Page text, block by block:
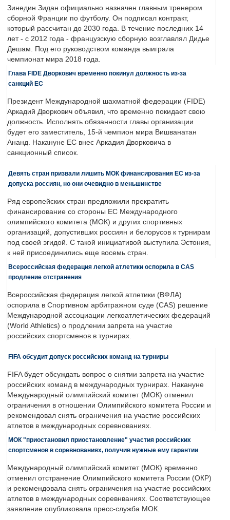
Зинедин Зидан официально назначен главным тренером
сборной Франции по футболу. Он подписал контракт,
который рассчитан до 2030 года. В течение последних 14
лет - с 2012 года - французскую сборную возглавлял Дидье
Дешам. Под его руководством команда выиграла
чемпионат мира 2018 года.
Глава FIDE Дворкович временно покинул должность из-за
санкций ЕС
Президент Международной шахматной федерации (FIDE)
Аркадий Дворкович объявил, что временно покидает свою
должность. Исполнять обязанности главы организации
будет его заместитель, 15-й чемпион мира Вишванатан
Ананд. Накануне ЕС внес Аркадия Дворковича в
санкционный список.
Девять стран призвали лишить МОК финансирования ЕС из-за
допуска россиян, но они очевидно в меньшинстве
Ряд европейских стран предложили прекратить
финансирование со стороны ЕС Международного
олимпийского комитета (МОК) и других спортивных
организаций, допустивших россиян и белорусов к турнирам
под своей эгидой. С такой инициативой выступила Эстония,
к ней присоединились еще восемь стран.
Всероссийская федерация легкой атлетики оспорила в CAS
продление отстранения
Всероссийская федерация легкой атлетики (ВФЛА)
оспорила в Спортивном арбитражном суде (CAS) решение
Международной ассоциации легкоатлетических федераций
(World Athletics) о продлении запрета на участие
российских спортсменов в турнирах.
FIFA обсудит допуск российских команд на турниры
FIFA будет обсуждать вопрос о снятии запрета на участие
российских команд в международных турнирах. Накануне
Международный олимпийский комитет (МОК) отменил
ограничения в отношении Олимпийского комитета России и
рекомендовал снять ограничения на участие российских
атлетов в международных соревнованиях.
МОК "приостановил приостановление" участия российских
спортсменов в соревнованиях, получив нужные ему гарантии
Международный олимпийский комитет (МОК) временно
отменил отстранение Олимпийского комитета России (ОКР)
и рекомендовала снять ограничения на участие российских
атлетов в международных соревнваниях. Соответствующее
заявление опубликовала пресс-служба МОК.